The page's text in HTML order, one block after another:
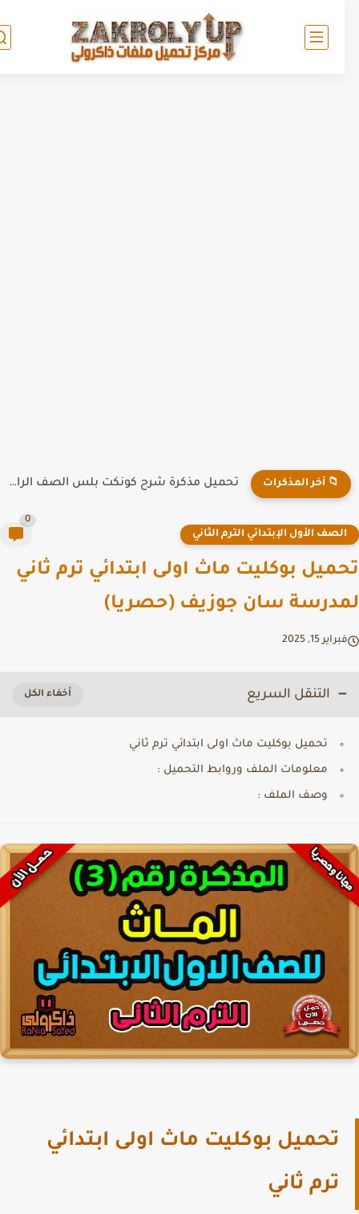
📁 آخر المذكرات تحميل مذكرة شرح كونكت بلس الصف الرابع الابتدائي الترم الاول...
الأول الإبتدائي الترم الثاني
بوكليت ماث اولى ابتدائي ترم ثاني
سان جوزيف (حصريا)
15, 2025
التنقل السريع
تحميل بوكليت ماث اولى ابتدائي ترم ثاني
معلومات الملف وروابط التحميل :
وصف الملف :
تحميل بوكليت ماث اولى ابتدائي
ترم ثاني